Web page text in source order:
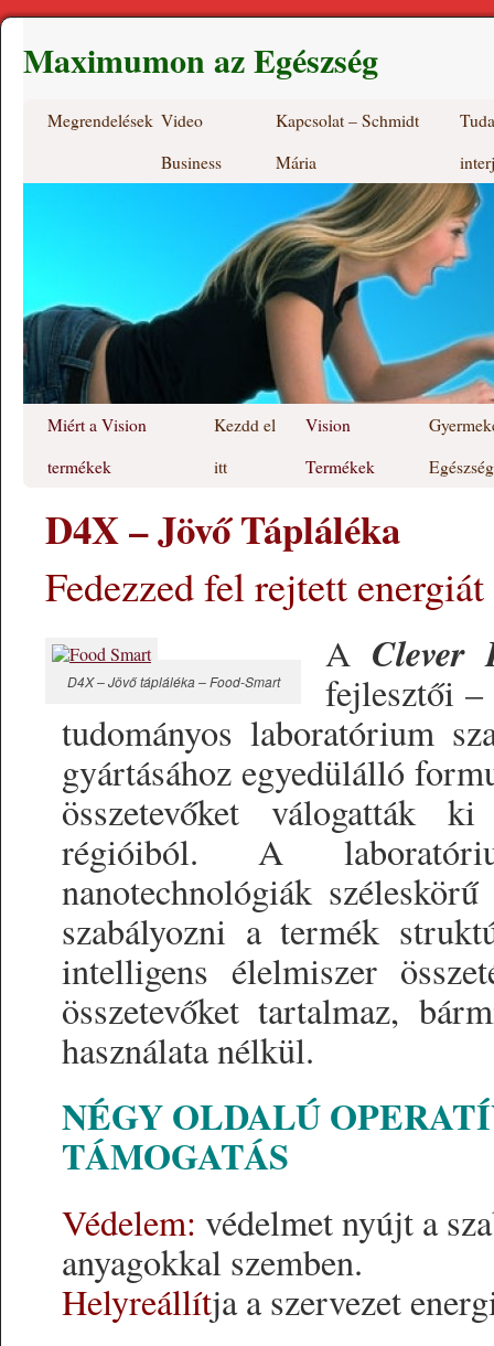
Maximumon az Egészség
Megrendelések Video
Business
Kapcsolat – Schmidt
Mária
Miért a Vision
termékek
Kezdd el
itt
Vision
Termékek
D4X – Jövő Tápláléka
Fedezzed fel rejtett
D4X – Jövő tápláléka – Food-Smart
A Clever
fejlesztői
tudományos laboratórium
gyártásához egyedülálló
összetevőket válogatták
régióiból. A
nanotechnológiák
szabályozni a termék
intelligens élelmiszer
összetevőket tartalmaz,
használata nélkül.
NÉGY OLDALÚ
TÁMOGATÁS
Védelem: védelmet nyújt a
anyagokkal szemben.
Helyreállítja a szervezet